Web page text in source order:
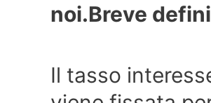
noi.Breve
Il tasso